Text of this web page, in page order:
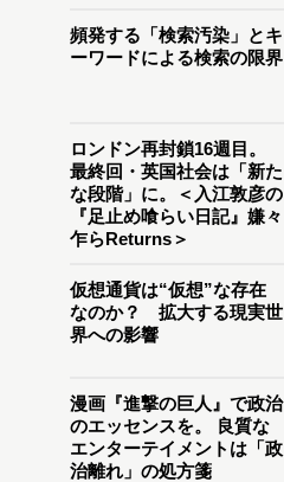
頻発する「検索汚染」とキ
ーワードによる検索の限界
ロンドン再封鎖16週目。
最終回・英国社会は「新た
な段階」に。＜入江敦彦の
『足止め喰らい日記』嫌々
乍らReturns＞
仮想通貨は“仮想”な存在
なのか？ 拡大する現実世
界への影響
漫画『進撃の巨人』で政治
のエッセンスを。 良質な
エンターテイメントは「政
治離れ」の処方箋